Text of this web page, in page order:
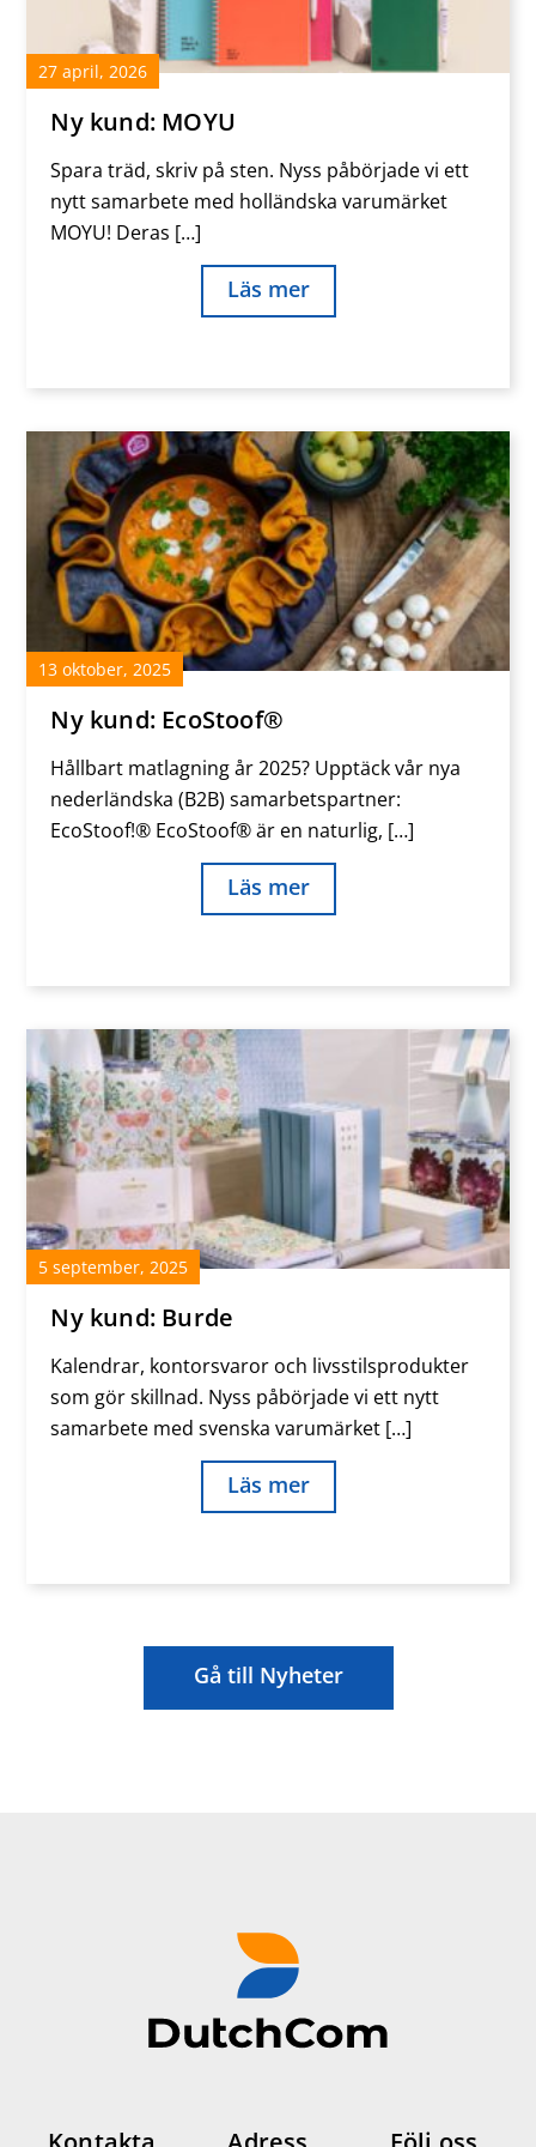
27 april, 2026
Ny kund: MOYU
Spara träd, skriv på sten. Nyss påbörjade vi ett
nytt samarbete med holländska varumärket
MOYU! Deras […]
Läs mer
13 oktober, 2025
Ny kund: EcoStoof®
Hållbart matlagning år 2025? Upptäck vår nya
nederländska (B2B) samarbetspartner:
EcoStoof!® EcoStoof® är en naturlig, […]
Läs mer
5 september, 2025
Ny kund: Burde
Kalendrar, kontorsvaror och livsstilsprodukter
som gör skillnad. Nyss påbörjade vi ett nytt
samarbete med svenska varumärket […]
Läs mer
Gå till Nyheter